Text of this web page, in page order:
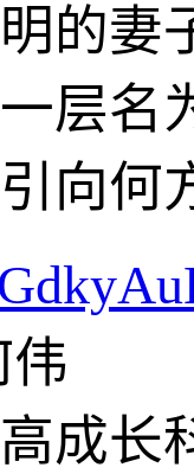
的妻
层名
向何
伟
成长